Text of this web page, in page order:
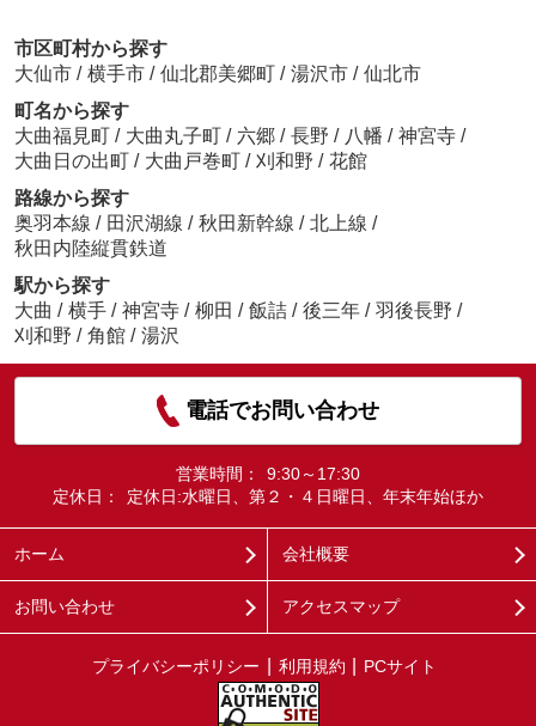
市区町村から探す
大仙市 / 横手市 / 仙北郡美郷町 / 湯沢市 / 仙北市
町名から探す
大曲福見町 / 大曲丸子町 / 六郷 / 長野 / 八幡 / 神宮寺 /
大曲日の出町 / 大曲戸巻町 / 刈和野 / 花館
路線から探す
奥羽本線 / 田沢湖線 / 秋田新幹線 / 北上線 /
秋田内陸縦貫鉄道
駅から探す
大曲 / 横手 / 神宮寺 / 柳田 / 飯詰 / 後三年 / 羽後長野 /
刈和野 / 角館 / 湯沢
電話でお問い合わせ
営業時間：
9:30～17:30
定休日：
定休日:水曜日、第２・４日曜日、年末年始ほか
ホーム 会社概要
お問い合わせ アクセスマップ
プライバシーポリシー 利用規約 PCサイト